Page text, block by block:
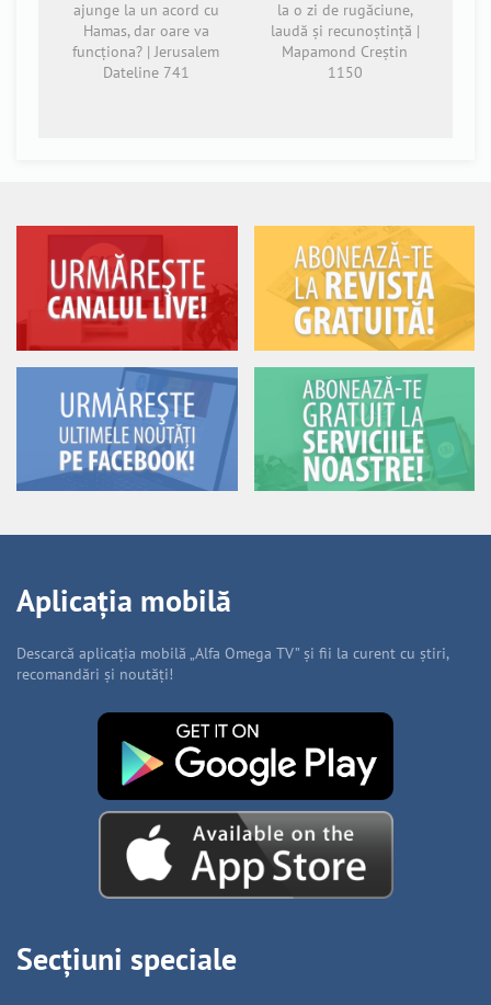
ajunge la un acord cu
Hamas, dar oare va
funcționa? | Jerusalem
Dateline 741
la o zi de rugăciune,
laudă și recunoștință |
Mapamond Creștin
1150
Aplicația mobilă
Descarcă aplicația mobilă „Alfa Omega TV” și fii la curent cu știri,
recomandări și noutăți!
Secțiuni speciale